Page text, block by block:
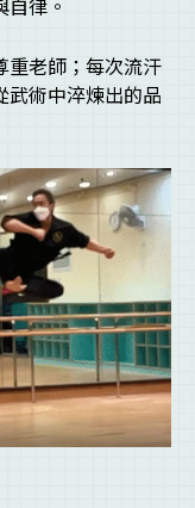
重老師；每次流汗
武術中淬煉出的品